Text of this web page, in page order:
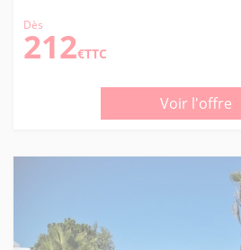
Dès
212€TTC
Voir l'offre